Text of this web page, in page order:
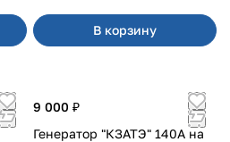
В корзину
9 000 ₽
Генератор "КЗАТЭ" 140А на